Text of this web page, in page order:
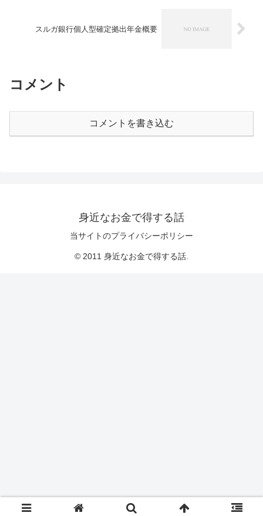
スルガ銀行個人型確定拠出年金概要
コメント
コメントを書き込む
身近なお金で得する話
当サイトのプライバシーポリシー
© 2011 身近なお金で得する話.